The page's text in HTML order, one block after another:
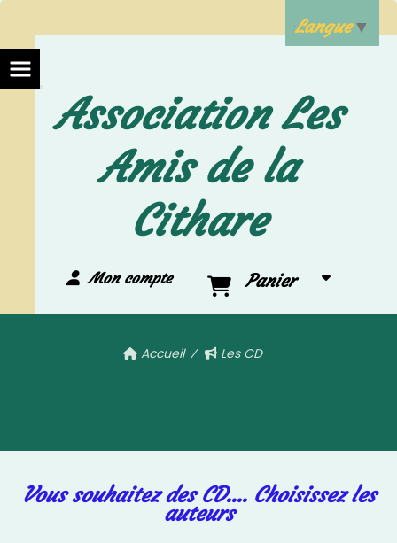
Association Les
Amis de la
Cithare
Mon compte Panier
Accueil Les CD
Vous souhaitez des CD.... Choisissez les
auteurs
Langue▼